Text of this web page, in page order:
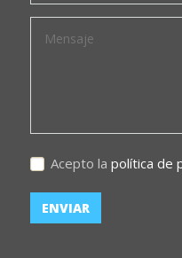
Acepto la política de